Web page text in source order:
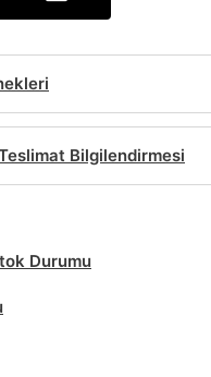
SEÇENEKLERİ
Bilgilendirmesi
Durumu
Bul
TABLOSU
hakkında bilgi alabilmek için